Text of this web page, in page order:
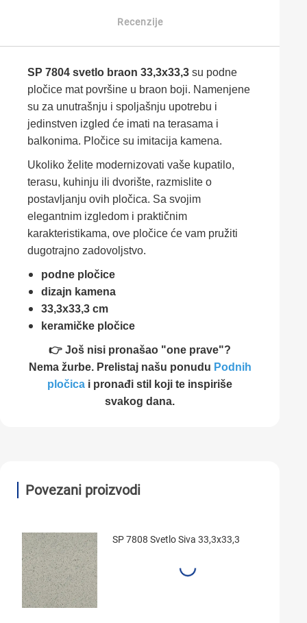
Recenzije
SP 7804 svetlo braon 33,3x33,3 su podne
pločice mat površine u braon boji. Namenjene
su za unutrašnju i spoljašnju upotrebu i
jedinstven izgled će imati na terasama i
balkonima. Pločice su imitacija kamena.
Ukoliko želite modernizovati vaše kupatilo,
terasu, kuhinju ili dvorište, razmislite o
postavljanju ovih pločica. Sa svojim
elegantnim izgledom i praktičnim
karakteristikama, ove pločice će vam pružiti
dugotrajno zadovoljstvo.
podne pločice
dizajn kamena
33,3x33,3 cm
keramičke pločice
👉 Još nisi pronašao "one prave"?
Nema žurbe. Prelistaj našu ponudu Podnih
pločica i pronađi stil koji te inspiriše
svakog dana.
Povezani proizvodi
SP 7808 Svetlo Siva 33,3x33,3